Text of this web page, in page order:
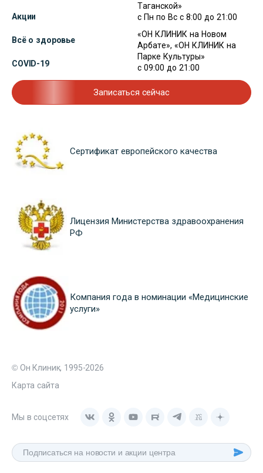
Акции
Всё о здоровье
COVID-19
Таганской»
с Пн по Вс с 8:00 до 21:00
«ОН КЛИНИК на Новом
Арбате», «ОН КЛИНИК на
Парке Культуры»
с 09:00 до 21:00
Записаться сейчас
Сертификат европейского качества
Лицензия Министерства здравоохранения
РФ
Компания года в номинации «Медицинские
услуги»
© Он Клиник, 1995-2026
Карта сайта
Мы в соцсетях